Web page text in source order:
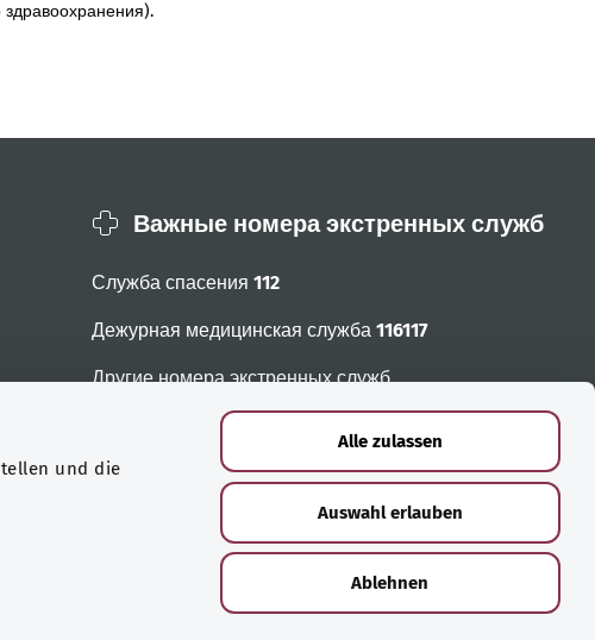
und die
Alle zulassen
Auswahl erlauben
Ablehnen
Важные номера экстренных служб
Служба спасения 112
Дежурная медицинская служба 116117
Другие номера экстренных служб